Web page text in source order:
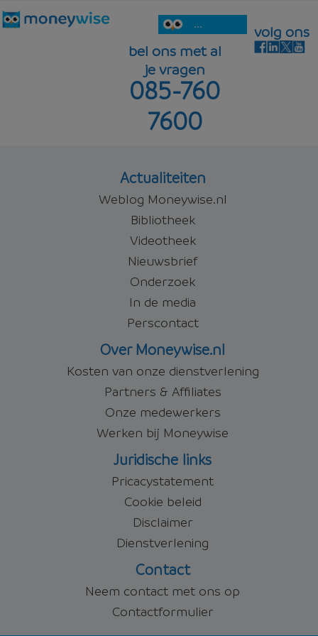
...
bel ons met al
je vragen
085-760
7600
volg ons
Actualiteiten
Weblog Moneywise.nl
Bibliotheek
Videotheek
Nieuwsbrief
Onderzoek
In de media
Perscontact
Over Moneywise.nl
Kosten van onze dienstverlening
Partners & Affiliates
Onze medewerkers
Werken bij Moneywise
Juridische links
Pricacystatement
Cookie beleid
Disclaimer
Dienstverlening
Contact
Neem contact met ons op
Contactformulier